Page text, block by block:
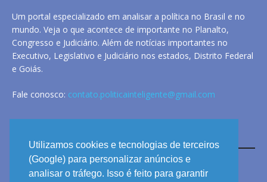
Utilizamos cookies e tecnologias de terceiros
(Google) para personalizar anúncios e
analisar o tráfego. Isso é feito para garantir
Um portal especializado em analisar a política no Brasil e no
mundo. Veja o que acontece de importante no Planalto,
Congresso e Judiciário. Além de notícias importantes no
Executivo, Legislativo e Judiciário nos estados, Distrito Federal
e Goiás.
Fale conosco: contato.politicainteligente@gmail.com
LINKS
ANUNCIE